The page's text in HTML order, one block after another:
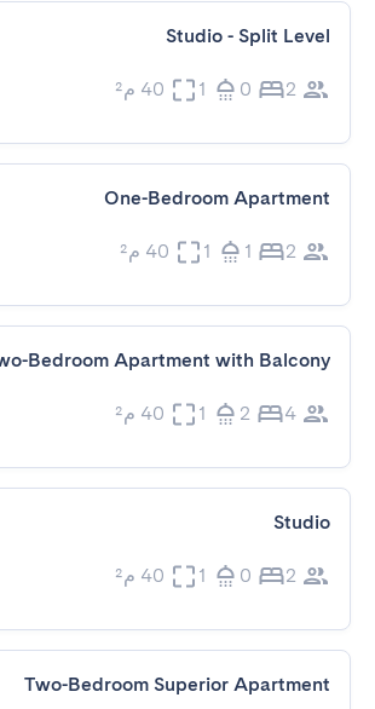
Studio - Split Level
2
0
1 40 م²
One-Bedroom Apartment
2
1
1 40 م²
Bedroom Apartment with Balcony
4
2
1 40 م²
Studio
2
0
1 40 م²
Two-Bedroom Superior Apartment